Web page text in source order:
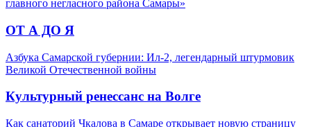
главного негласного района Самары»
ОТ А ДО Я
Азбука Самарской губернии: Ил-2, легендарный штурмовик
Великой Отечественной войны
Культурный ренессанс на Волге
Как санаторий Чкалова в Самаре открывает новую страницу